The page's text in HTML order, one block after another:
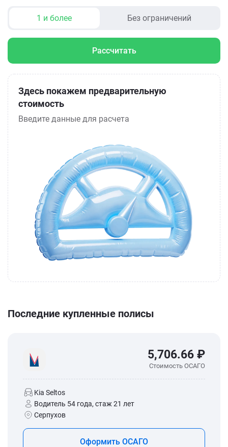
1 и более Без ограничений
Рассчитать
Здесь покажем предварительную
стоимость
Введите данные для расчета
Последние купленные полисы
5,706.66 ₽
Стоимость ОСАГО
Kia Seltos
Водитель 54 года, стаж 21 лет
Серпухов
Оформить ОСАГО